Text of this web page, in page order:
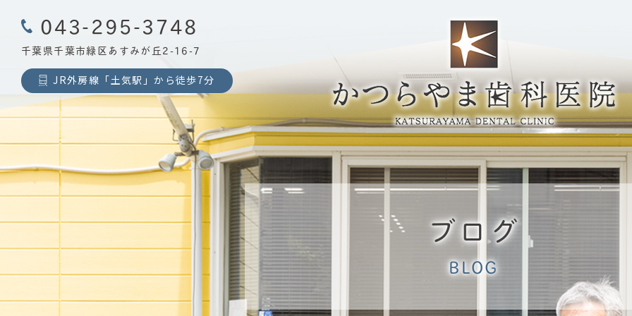
043-295-3748
千葉県千葉市緑区あすみが丘2-16-7
JR外房線「土気駅」から徒歩7分
ブログ
BLOG